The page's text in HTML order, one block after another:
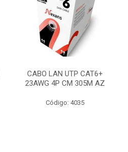
CABO LAN UTP CAT6+
23AWG 4P CM 305M AZ
Código: 4035